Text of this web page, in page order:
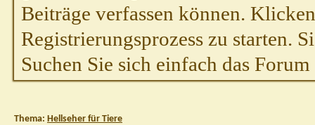
Beiträge verfassen können.
Registrierungsprozess zu starten.
Suchen Sie sich einfach das
Thema: Hellseher für Tiere